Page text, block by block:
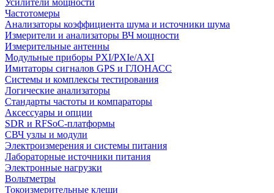
Усилители мощности
Частотомеры
Анализаторы коэффициента шума и источники шума
Измерители и анализаторы ВЧ мощности
Измерительные антенны
Модульные приборы PXI/PXIe/AXI
Имитаторы сигналов GPS и ГЛОНАСС
Системы и комплексы тестирования
Логические анализаторы
Стандарты частоты и компараторы
Аксессуары и опции
SDR и RFSoC‑платформы
СВЧ узлы и модули
Электроизмерения и системы питания
Лабораторные источники питания
Электронные нагрузки
Вольтметры
Токоизмерительные клещи